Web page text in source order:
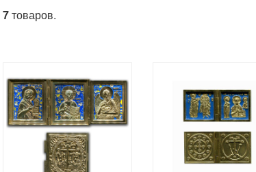
7товаров.